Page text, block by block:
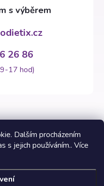
Dalším procházením
s jejich používáním.. Více
26 86
17 hod)
Premium
. Všechna práva vyhrazena.